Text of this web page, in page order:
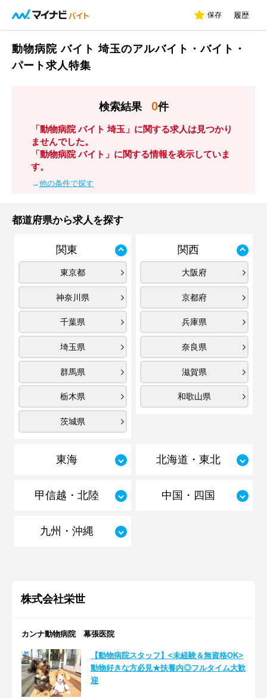
保存 履歴
動物病院 バイト 埼玉のアルバイト・バイト・
パート求人特集
検索結果 0件
「動物病院 バイト 埼玉」に関する求人は見つかり
ませんでした。
「動物病院 バイト」に関する情報を表示していま
す。
→他の条件で探す
都道府県から求人を探す
関東
東京都
神奈川県
千葉県
埼玉県
群馬県
栃木県
茨城県
関西
大阪府
京都府
兵庫県
奈良県
滋賀県
和歌山県
東海 北海道・東北
甲信越・北陸 中国・四国
九州・沖縄
株式会社栄世
カンナ動物病院 幕張医院
【動物病院スタッフ】<未経験＆無資格OK>
動物好きな方必見★扶養内◎フルタイム大歓
迎